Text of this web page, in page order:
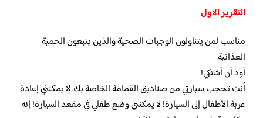
التقرير الاول
مناسب لمن يتناولون الوجبات الصحية والذين يتبعون الحمية
الغذائية
أود أن أشتكي!
أنت تحجب سيارتي من صناديق القمامة الخاصة بك. لا يمكنني إعادة
عربة الأطفال إلى السيارة! لا يمكنني وضع طفلي في مقعد السيارة! إنه